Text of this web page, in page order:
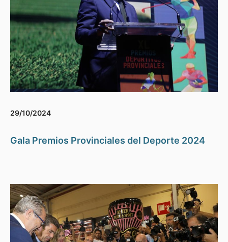
29/10/2024
Gala Premios Provinciales del Deporte 2024